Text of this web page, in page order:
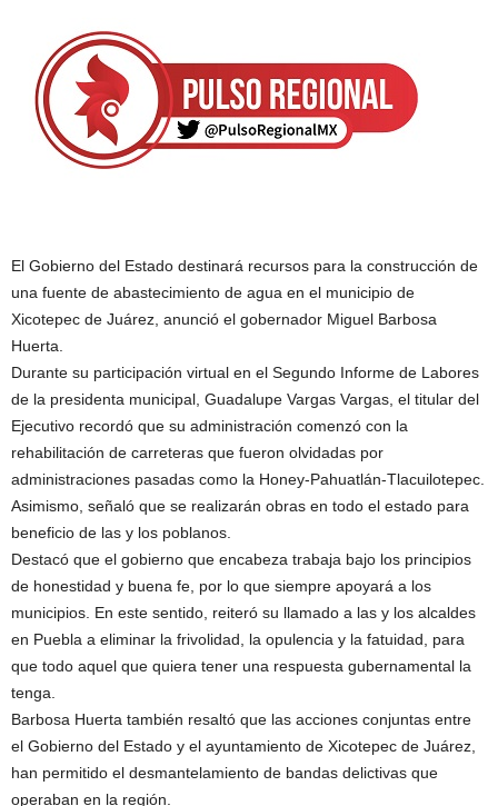
El Gobierno del Estado destinará recursos para la construcción de
una fuente de abastecimiento de agua en el municipio de
Xicotepec de Juárez, anunció el gobernador Miguel Barbosa
Huerta.
Durante su participación virtual en el Segundo Informe de Labores
de la presidenta municipal, Guadalupe Vargas Vargas, el titular del
Ejecutivo recordó que su administración comenzó con la
rehabilitación de carreteras que fueron olvidadas por
administraciones pasadas como la Honey-Pahuatlán-Tlacuilotepec.
Asimismo, señaló que se realizarán obras en todo el estado para
beneficio de las y los poblanos.
Destacó que el gobierno que encabeza trabaja bajo los principios
de honestidad y buena fe, por lo que siempre apoyará a los
municipios. En este sentido, reiteró su llamado a las y los alcaldes
en Puebla a eliminar la frivolidad, la opulencia y la fatuidad, para
que todo aquel que quiera tener una respuesta gubernamental la
tenga.
Barbosa Huerta también resaltó que las acciones conjuntas entre
el Gobierno del Estado y el ayuntamiento de Xicotepec de Juárez,
han permitido el desmantelamiento de bandas delictivas que
operaban en la región.